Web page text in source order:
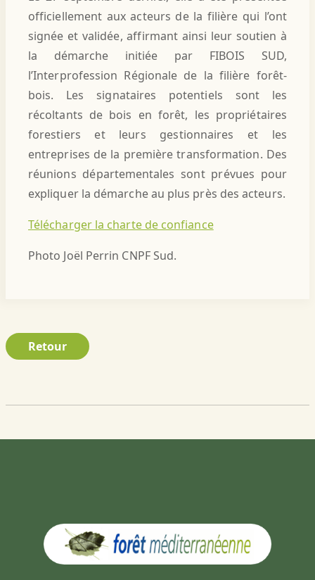
officiellement aux acteurs de la filière qui l’ont
signée et validée, affirmant ainsi leur soutien à
la démarche initiée par FIBOIS SUD,
l’Interprofession Régionale de la filière forêt-
bois. Les signataires potentiels sont les
récoltants de bois en forêt, les propriétaires
forestiers et leurs gestionnaires et les
entreprises de la première transformation. Des
réunions départementales sont prévues pour
expliquer la démarche au plus près des acteurs.
Télécharger la charte de confiance
Photo Joël Perrin CNPF Sud.
Retour